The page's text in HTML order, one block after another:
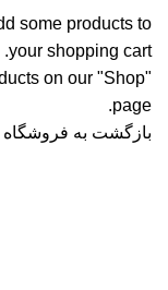
some products to
your shopping cart.
on our "Shop"
page.
بازگشت به فروشگاه